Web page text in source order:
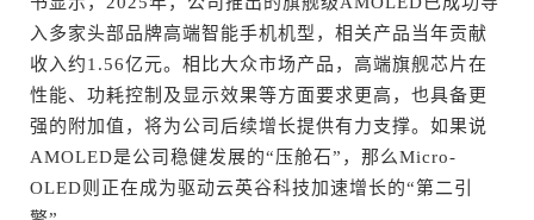
入多家头部品牌高端智能手机机型，相关产品当年贡献
收入约1.56亿元。相比大众市场产品，高端旗舰芯片在
性能、功耗控制及显示效果等方面要求更高，也具备更
强的附加值，将为公司后续增长提供有力支撑。如果说
AMOLED是公司稳健发展的“压舱石”，那么Micro-
OLED则正在成为驱动云英谷科技加速增长的“第二引